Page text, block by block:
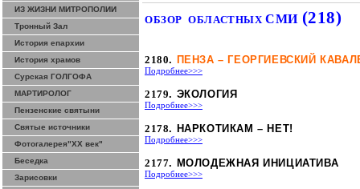
ИЗ ЖИЗНИ МИТРОПОЛИИ
Тронный Зал
История епархии
История храмов
Сурская ГОЛГОФА
МАРТИРОЛОГ
Пензенские святыни
Святые источники
Фотогалерея"ХХ век"
Беседка
Зарисовки
ОБЗОР ОБЛАСТНЫХСМИ (218)
2180. ПЕНЗА – ГЕОРГИЕВСКИЙ
Подробнее>>>
2179. ЭКОЛОГИЯ
Подробнее>>>
2178. НАРКОТИКАМ – НЕТ!
Подробнее>>>
2177. МОЛОДЕЖНАЯ ИНИЦИАТИВА
Подробнее>>>